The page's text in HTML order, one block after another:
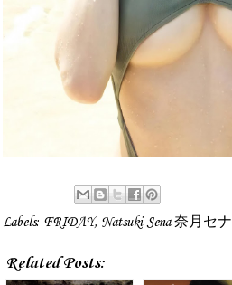
Labels: FRIDAY, Natsuki Sena 奈月セナ
Related Posts: